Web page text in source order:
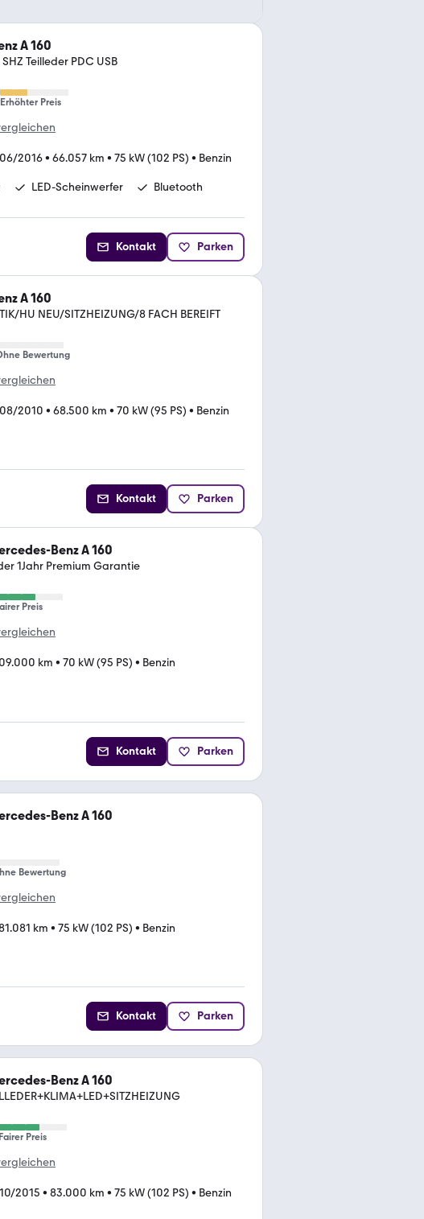
A 160
Teilleder PDC USB
Erhöhter Preis
2016• 66.057 km • 75 kW (102 PS) • Benzin
LED-Scheinwerfer Bluetooth
Kontakt Parken
A 160
HU NEU/SITZHEIZUNG/8 FACH BEREIFT
Bewertung
2010 • 68.500 km • 70 kW (95 PS) • Benzin
Kontakt Parken
Benz A 160
1Jahr Premium Garantie
Preis
km • 70 kW (95 PS) • Benzin
Kontakt Parken
Benz A 160
Bewertung
km • 75 kW (102 PS) • Benzin
Kontakt Parken
Benz A 160
Fairer Preis
2015 • 83.000 km • 75 kW (102 PS) • Benzin